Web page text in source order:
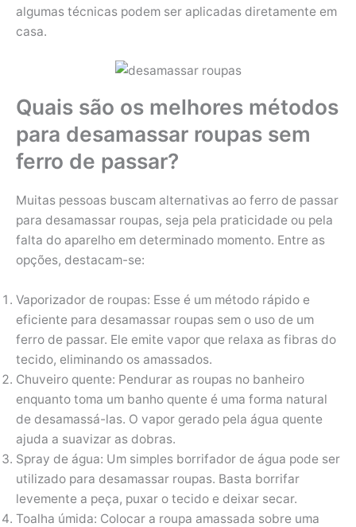
algumas técnicas podem ser aplicadas diretamente em
casa.
Quais são os melhores métodos
para desamassar roupas sem
ferro de passar?
Muitas pessoas buscam alternativas ao ferro de passar
para desamassar roupas, seja pela praticidade ou pela
falta do aparelho em determinado momento. Entre as
opções, destacam-se:
Vaporizador de roupas: Esse é um método rápido e
eficiente para desamassar roupas sem o uso de um
ferro de passar. Ele emite vapor que relaxa as fibras do
tecido, eliminando os amassados.
Chuveiro quente: Pendurar as roupas no banheiro
enquanto toma um banho quente é uma forma natural
de desamassá-las. O vapor gerado pela água quente
ajuda a suavizar as dobras.
Spray de água: Um simples borrifador de água pode ser
utilizado para desamassar roupas. Basta borrifar
levemente a peça, puxar o tecido e deixar secar.
Toalha úmida: Colocar a roupa amassada sobre uma